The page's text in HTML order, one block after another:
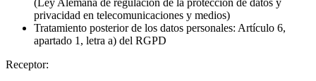
privacidad en telecomunicaciones y medios)
Tratamiento posterior de los datos personales: Artículo 6,
apartado 1, letra a) del RGPD
Receptor: